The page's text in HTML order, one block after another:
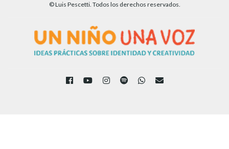
© Luis Pescetti. Todos los derechos reservados.